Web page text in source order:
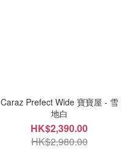
Caraz Prefect Wide 寶寶屋 - 雪
地白
HK$2,390.00
HK$2,980.00